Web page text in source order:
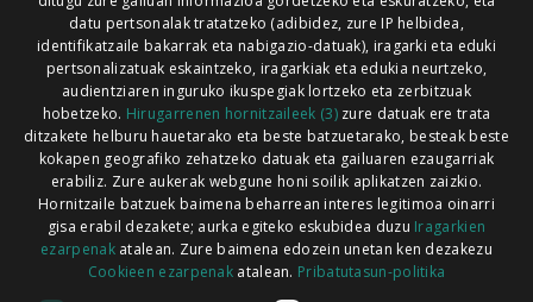
Xorroxin irratia | Lesaka | T. 948638288
Codesyntaxek garatua
datu pertsonalak tratatzeko (adibidez, zure IP helbidea,
identifikatzaile bakarrak eta nabigazio-datuak), iragarki eta eduki
pertsonalizatuak eskaintzeko, iragarkiak eta edukia neurtzeko,
audientziaren inguruko ikuspegiak lortzeko eta zerbitzuak
hobetzeko. Hirugarrenen hornitzaileek (3)zure datuak ere trata
ditzakete helburu hauetarako eta beste batzuetarako, besteak beste
kokapen geografiko zehatzeko datuak eta gailuaren ezaugarriak
erabiliz. Zure aukerak webgune honi soilik aplikatzen zaizkio.
Hornitzaile batzuek baimena beharrean interes legitimoa oinarri
gisa erabil dezakete; aurka egiteko eskubidea duzu Iragarkien
ezarpenakatalean. Zure baimena edozein unetan ken dezakezu
Cookieen ezarpenak atalean. Pribatutasun-politika